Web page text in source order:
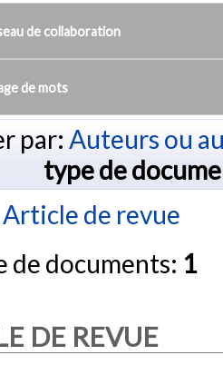
de collaboration
de mots
par: Auteurs ou
type de
Article de revue
de documents: 1
DE REVUE